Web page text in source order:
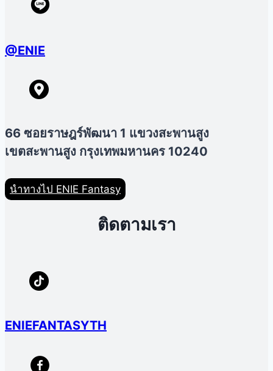
@ENIE
66 ซอยราษฎร์พัฒนา 1 แขวงสะพานสูง
เขตสะพานสูง กรุงเทพมหานคร 10240
นำทางไป ENIE Fantasy
ติดตามเรา
ENIEFANTASYTH